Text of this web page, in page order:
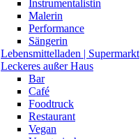
Instrumentalistin
Malerin
Performance
Sängerin
Lebensmittelladen | Supermarkt
Leckeres außer Haus
Bar
Café
Foodtruck
Restaurant
Vegan